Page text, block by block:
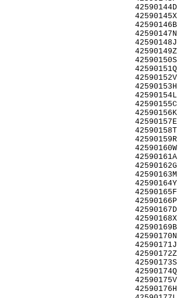
42590144D
42590145X
42590146B
42590147N
42590148J
42590149Z
42590150S
42590151Q
42590152V
42590153H
42590154L
42590155C
42590156K
42590157E
42590158T
42590159R
42590160W
42590161A
42590162G
42590163M
42590164Y
42590165F
42590166P
42590167D
42590168X
42590169B
42590170N
42590171J
42590172Z
42590173S
42590174Q
42590175V
42590176H